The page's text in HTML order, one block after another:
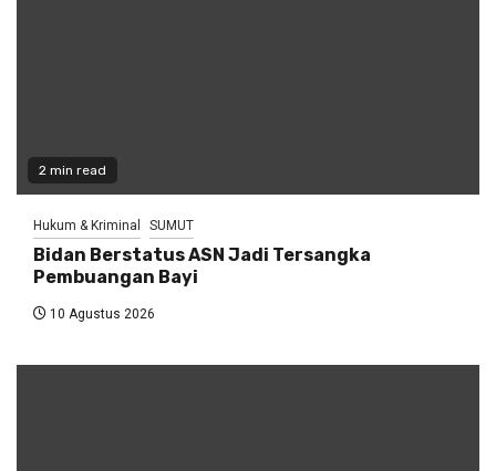
2 min read
Hukum & Kriminal SUMUT
Bidan Berstatus ASN Jadi Tersangka
Pembuangan Bayi
10 Agustus 2026